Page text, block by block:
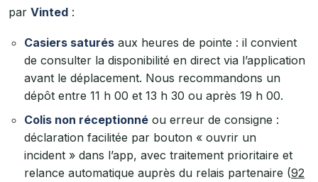
par Vinted :
Casiers saturés aux heures de pointe : il convient
de consulter la disponibilité en direct via l’application
avant le déplacement. Nous recommandons un
dépôt entre 11 h 00 et 13 h 30 ou après 19 h 00.
Colis non réceptionné ou erreur de consigne :
déclaration facilitée par bouton « ouvrir un
incident » dans l’app, avec traitement prioritaire et
relance automatique auprès du relais partenaire (92